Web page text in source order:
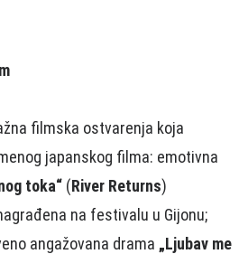
filmska ostvarenja koja
japanskog filma: emotivna
toka“ (River Returns)
na festivalu u Gijonu;
angažovana drama „Ljubav me